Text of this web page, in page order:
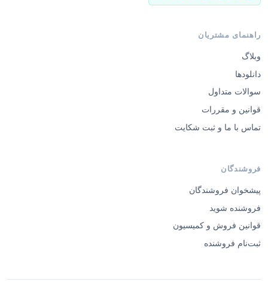
راهنمای مشتریان
وبلاگ
دانلودها
سوالات متداول
قوانین و مقررات
تماس با ما و ثبت شکایت
فروشندگان
پیشخوان فروشندگان
فروشنده شوید
قوانین فروش و کمیسیون
ثبت‌نام فروشنده